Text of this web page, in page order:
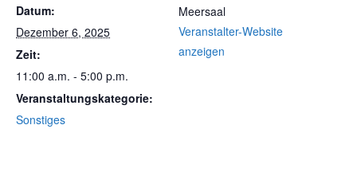
Datum:
Dezember 6, 2025
Zeit:
11:00 a.m. - 5:00 p.m.
Veranstaltungskategorie:
Sonstiges
Meersaal
Veranstalter-Website
anzeigen